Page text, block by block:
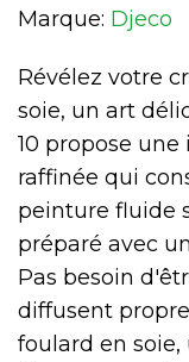
Marque: Djeco
Révélez votre
soie, un art
10 propose
raffinée qui
peinture fluide
préparé avec
Pas besoin
diffusent
foulard en